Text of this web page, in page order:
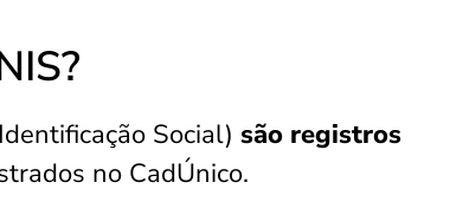
Social) são registros
no CadÚnico.